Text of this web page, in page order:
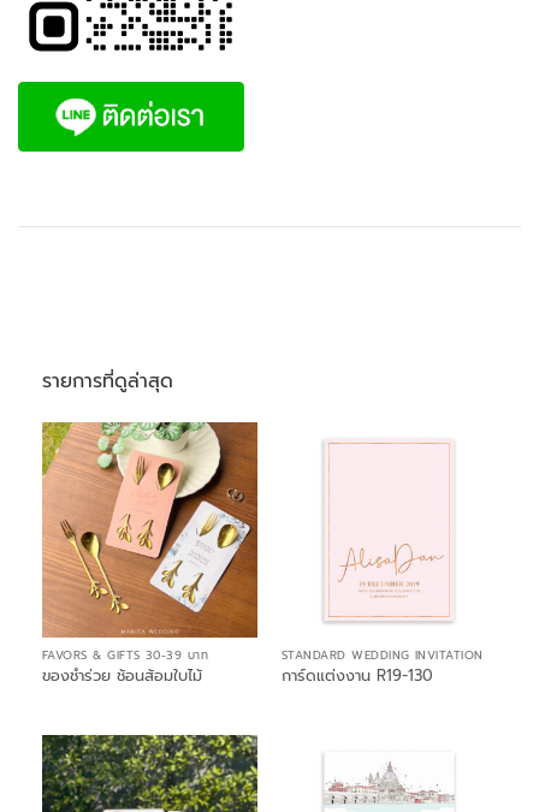
รายการที่ดูล่าสุด
FAVORS & GIFTS 30-39 บาท
ของชำร่วย ช้อนส้อมใบไม้
STANDARD WEDDING INVITATION
การ์ดแต่งงาน R19-130